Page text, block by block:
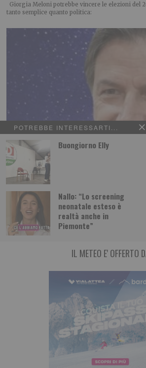
POTREBBE INTERESSARTI...
Buongiorno Elly
Nallo: “Lo screening
neonatale esteso è
realtà anche in
Piemonte”
Giorgia Meloni potrebbe vincere le elezioni del
tanto semplice quanto politica:
Renzi folgorato sulla via di Conte
POLITICA Leggi l’articolo su L’identità: Renzi
un mix tra sorpresa e
IL METEO E' OFFERTO